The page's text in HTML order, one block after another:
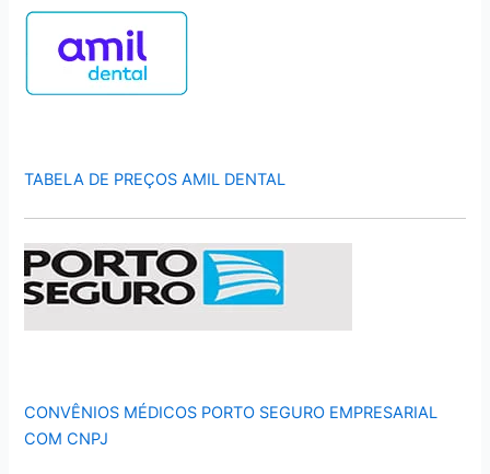
TABELA DE PREÇOS AMIL DENTAL
CONVÊNIOS MÉDICOS PORTO SEGURO EMPRESARIAL
COM CNPJ